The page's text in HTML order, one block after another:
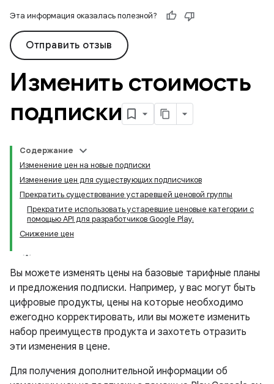
Эта информация оказалась полезной?
Отправить отзыв
Изменить стоимость
подписки
Содержание
Изменение цен на новые подписки
Изменение цен для существующих подписчиков
Прекратить существование устаревшей ценовой группы
Прекратите использовать устаревшие ценовые категории с
помощью API для разработчиков Google Play.
Снижение цен
Вы можете изменять цены на базовые тарифные планы
и предложения подписки. Например, у вас могут быть
цифровые продукты, цены на которые необходимо
ежегодно корректировать, или вы можете изменить
набор преимуществ продукта и захотеть отразить
эти изменения в цене.
Для получения дополнительной информации об